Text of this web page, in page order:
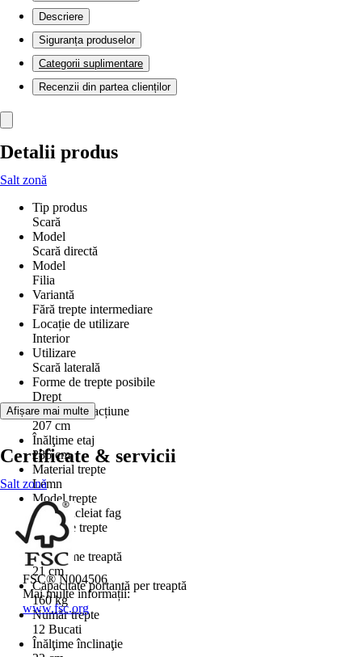
Descriere
Siguranța produselor
Categorii suplimentare
Recenzii din partea clienților
Detalii produs
Salt zonă
Tip produs
Scară
Model
Scară directă
Model
Filia
Variantă
Fără trepte intermediare
Locație de utilizare
Interior
Utilizare
Scară laterală
Forme de trepte posibile
Drept
Distanță de acțiune
207 cm
Înălţime etaj
286 cm
Material trepte
Lemn
Model trepte
Lemn încleiat fag
Grosime trepte
3 cm
Adâncime treaptă
21 cm
Capacitate portantă per treaptă
160 kg
Număr trepte
12 Bucati
Înălţime înclinaţie
Afișare mai multe
Certificate & servicii
Salt zonă
FSC® N004506
Mai multe informații:
www.fsc.org